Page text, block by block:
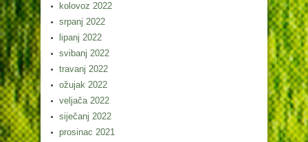
kolovoz 2022
srpanj 2022
lipanj 2022
svibanj 2022
travanj 2022
ožujak 2022
veljača 2022
siječanj 2022
prosinac 2021